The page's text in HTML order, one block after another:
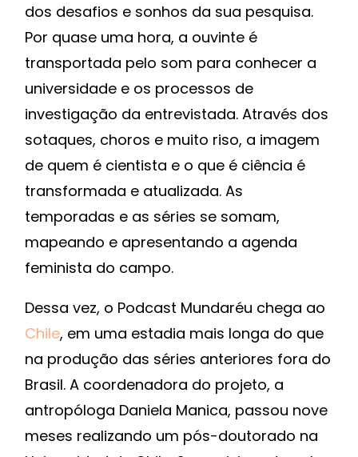
dos desafios e sonhos da sua pesquisa.
Por quase uma hora, a ouvinte é
transportada pelo som para conhecer a
universidade e os processos de
investigação da entrevistada. Através dos
sotaques, choros e muito riso, a imagem
de quem é cientista e o que é ciência é
transformada e atualizada. As
temporadas e as séries se somam,
mapeando e apresentando a agenda
feminista do campo.
Dessa vez, o Podcast Mundaréu chega ao
Chile, em uma estadia mais longa do que
na produção das séries anteriores fora do
Brasil. A coordenadora do projeto, a
antropóloga Daniela Manica, passou nove
meses realizando um pós-doutorado na